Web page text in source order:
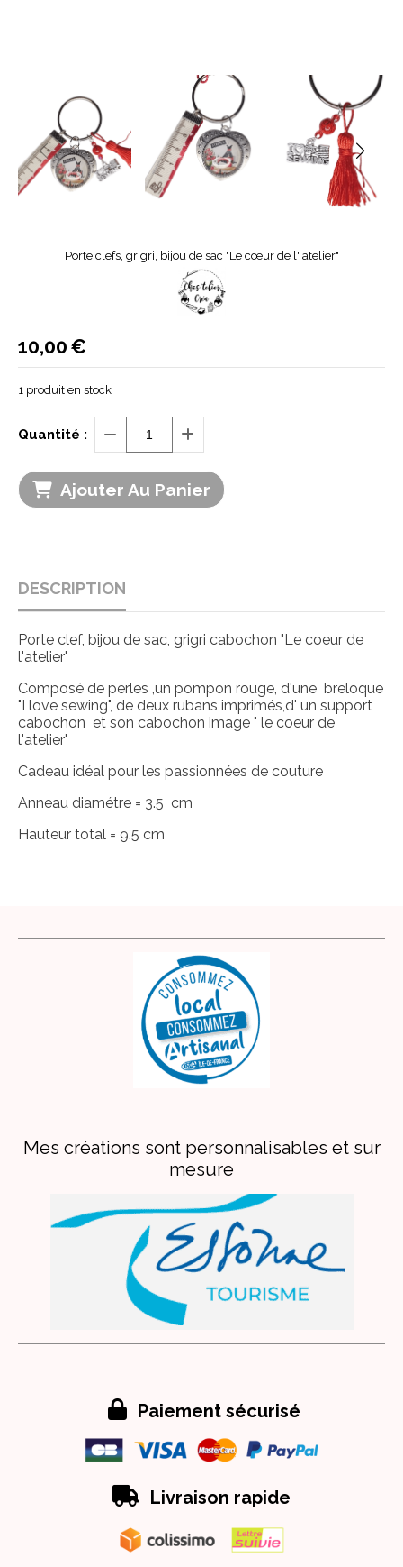
Porte clefs, grigri, bijou de sac "Le cœur de l' atelier"
10,00€
1 produit en stock
Quantité :
Ajouter Au Panier
DESCRIPTION
Porte clef, bijou de sac, grigri cabochon "Le coeur de
l'atelier"
Composé de perles ,un pompon rouge, d'une breloque
"I love sewing", de deux rubans imprimés,d' un support
cabochon et son cabochon image " le coeur de
l'atelier"
Cadeau idéal pour les passionnées de couture
Anneau diamétre = 3.5 cm
Hauteur total = 9.5 cm
Mes créations sont personnalisables et sur
mesure
 Paiement sécurisé
 Livraison rapide